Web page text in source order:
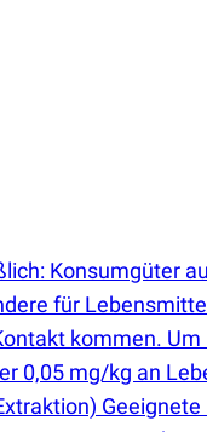
Konsumgüter
für
kommen. Um
0,05 mg/kg an